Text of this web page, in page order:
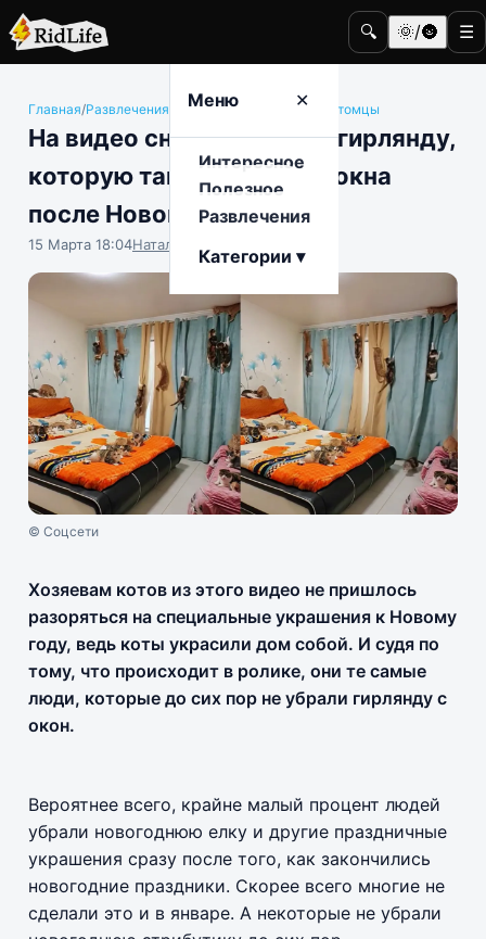
🔍 🌞/🌚 ☰
Меню ✕
Интересное
Полезное
Развлечения
Категории ▾
Главная/Развлечения Животные и домашние питомцы
На видео сняли кошачью гирлянду,
которую так и не сняли с окна
после Нового года
15 Марта 18:04Наталья Герасимова
© Соцсети
Хозяевам котов из этого видео не пришлось
разоряться на специальные украшения к Новому
году, ведь коты украсили дом собой. И судя по
тому, что происходит в ролике, они те самые
люди, которые до сих пор не убрали гирлянду с
окон.
Вероятнее всего, крайне малый процент людей
убрали новогоднюю елку и другие праздничные
украшения сразу после того, как закончились
новогодние праздники. Скорее всего многие не
сделали это и в январе. А некоторые не убрали